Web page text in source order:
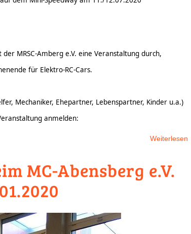
MRSC-Amberg e.V. eine Veranstaltung durch,
für Elektro-RC-Cars.
Mechaniker, Ehepartner, Lebenspartner, Kinder u.a.)
anmelden:
Weiterlesen
MC-Abensberg e.V.